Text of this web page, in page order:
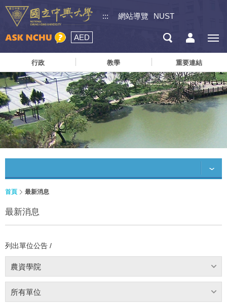
::: 網站導覽 NUST
AED
行政 教學 重要連結
首頁 最新消息
最新消息
列出單位公告 /
農資學院
所有單位